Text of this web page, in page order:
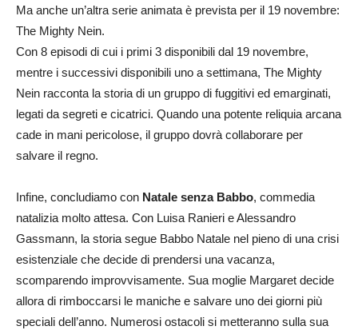
Ma anche un’altra serie animata è prevista per il 19 novembre:
The Mighty Nein.
Con 8 episodi di cui i primi 3 disponibili dal 19 novembre,
mentre i successivi disponibili uno a settimana, The Mighty
Nein racconta la storia di un gruppo di fuggitivi ed emarginati,
legati da segreti e cicatrici. Quando una potente reliquia arcana
cade in mani pericolose, il gruppo dovrà collaborare per
salvare il regno.
Infine, concludiamo con Natale senza Babbo, commedia
natalizia molto attesa. Con Luisa Ranieri e Alessandro
Gassmann, la storia segue Babbo Natale nel pieno di una crisi
esistenziale che decide di prendersi una vacanza,
scomparendo improvvisamente. Sua moglie Margaret decide
allora di rimboccarsi le maniche e salvare uno dei giorni più
speciali dell’anno. Numerosi ostacoli si metteranno sulla sua